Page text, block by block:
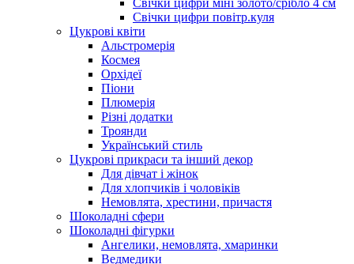
Свічки цифри міні золото/срібло 4 см
Свічки цифри повітр.куля
Цукрові квіти
Альстромерія
Космея
Орхідеї
Піони
Плюмерія
Різні додатки
Троянди
Український стиль
Цукрові прикраси та інший декор
Для дівчат і жінок
Для хлопчиків і чоловіків
Немовлята, хрестини, причастя
Шоколадні сфери
Шоколадні фігурки
Ангелики, немовлята, хмаринки
Ведмедики